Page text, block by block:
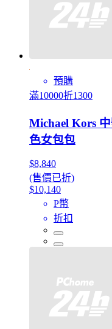
預購
滿10000折1300
Michael Kors
色女包包
$8,840
(售價已折)
$10,140
P幣
折扣